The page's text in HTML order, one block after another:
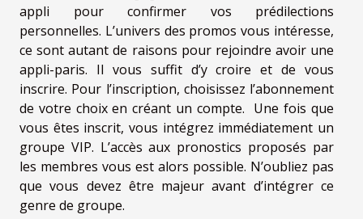
appli pour confirmer vos prédilections
personnelles. L’univers des promos vous intéresse,
ce sont autant de raisons pour rejoindre avoir une
appli-paris. Il vous suffit d’y croire et de vous
inscrire. Pour l’inscription, choisissez l’abonnement
de votre choix en créant un compte. Une fois que
vous êtes inscrit, vous intégrez immédiatement un
groupe VIP. L’accès aux pronostics proposés par
les membres vous est alors possible. N’oubliez pas
que vous devez être majeur avant d’intégrer ce
genre de groupe.